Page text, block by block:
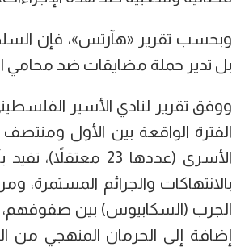
وبحسب تقرير «هآرتس»، فإن
بل تدير حملة مضايقات ضد محامي
ووفق تقرير لنادي الأسير
الأسرى (عددها
بالانتهاكات والجرائم
الجرب (السكابيوس) بين
إضافة إلى الحرمان المنهجي من